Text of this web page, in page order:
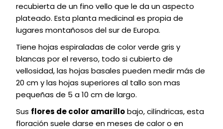
recubierta de un fino vello que le da un aspecto
plateado. Esta planta medicinal es propia de
lugares montañosos del sur de Europa.
Tiene hojas espiraladas de color verde gris y
blancas por el reverso, todo si cubierto de
vellosidad, las hojas basales pueden medir más de
20 cm y las hojas superiores al tallo son mas
pequeñas de 5 a 10 cm de largo.
Sus flores de color amarillobajo, cilíndricas, esta
floración suele darse en meses de calor o en